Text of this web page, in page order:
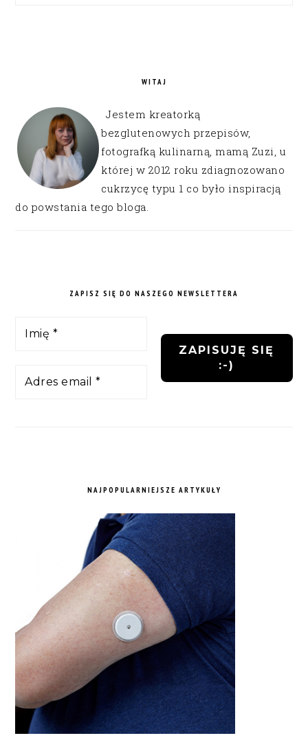
WITAJ
Jestem kreatorką
bezglutenowych przepisów,
fotografką kulinarną, mamą Zuzi, u
której w 2012 roku zdiagnozowano
cukrzycę typu 1 co było inspiracją
do powstania tego bloga.
ZAPISZ SIĘ DO NASZEGO NEWSLETTERA
NAJPOPULARNIEJSZE ARTYKUŁY